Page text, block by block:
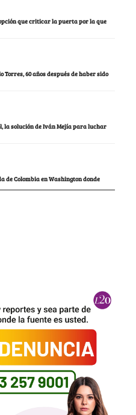
que criticar la puerta por la que
60 años después de haber sido
la solución de Iván Mejía para luchar
de Colombia en Washington donde